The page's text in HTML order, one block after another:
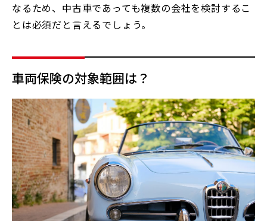
なるため、中古車であっても複数の会社を検討するこ
とは必須だと言えるでしょう。
車両保険の対象範囲は？